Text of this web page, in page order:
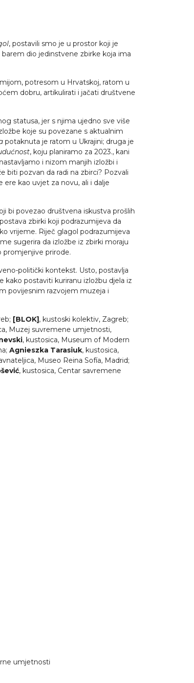
, postavili smo je u prostor koji je
dio jedinstvene zbirke koja ima
potresom u Hrvatskoj, ratom u
dobru, artikulirati i jačati društvene
statusa, jer s njima ujedno sve više
koje su povezane s aktualnim
potaknuta je ratom u Ukrajini; druga je
, koju planiramo za 2023., kani
i nizom manjih izložbi i
biti pozvan da radi na zbirci? Pozvali
ere kao uvjet za novu, ali i dalje
bi povezao društvena iskustva prošlih
zbirki koji podrazumijeva da
vrijeme. Riječ glagol podrazumijeva
sugerira da izložbe iz zbirki moraju
promjenjive prirode.
politički kontekst. Usto, postavlja
postaviti kuriranu izložbu djela iz
povijesnim razvojem muzeja i
[BLOK], kustoski kolektiv, Zagreb;
Muzej suvremene umjetnosti,
, kustosica, Museum of Modern
Agnieszka Tarasiuk, kustosica,
Museo Reina Sofía, Madrid;
, kustosica, Centar savremene
umjetnosti